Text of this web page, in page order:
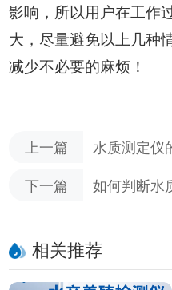
影响，所以用户在工作
大，尽量避免以上几种
减少不必要的麻烦！
上一篇
水质测定仪
测定仪的监测预警功能）
下一篇
如何判断水
相关推荐